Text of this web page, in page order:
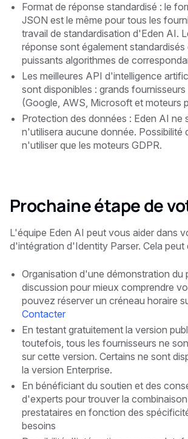
Format de réponse standardisé : le
JSON est le même pour tous les
travail de standardisation d'Eden AI.
réponse sont également standardisés
puissants algorithmes de
Les meilleures API d'intelligence
sont disponibles : grands
(Google, AWS, Microsoft et moteurs
Protection des données : Eden AI ne
n'utilisera aucune donnée. Possibilité
n'utiliser que les moteurs GDPR.
Prochaine étape de
L'équipe Eden AI peut vous aider dans
d'intégration d'Identity Parser. Cela peut
Organisation d'une démonstration du
discussion pour mieux comprendre
pouvez réserver un créneau horaire
Contacter
En testant gratuitement la version
toutefois, tous les fournisseurs ne
sur cette version. Certains ne sont
la version Enterprise.
En bénéficiant du soutien et des
d'experts pour trouver la
prestataires en fonction des
besoins